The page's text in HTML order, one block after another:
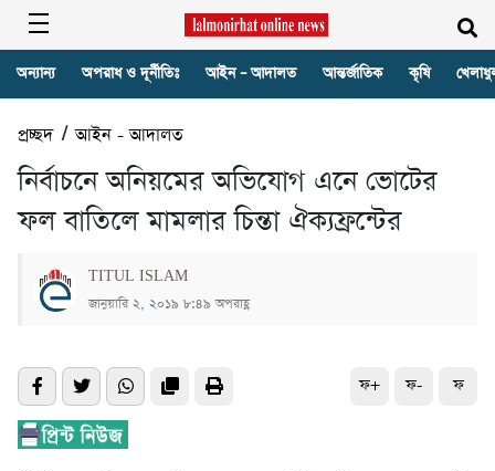
অন্যান্য অপরাধ ও দূর্নীতিঃ আইন – আদালত আন্তর্জাতিক কৃষি
প্রচ্ছদ/আইন - আদালত
নির্বাচনে অনিয়মের অভিযোগ এনে ভোটের
ফল বাতিলে মামলার চিন্তা ঐক্যফ্রন্টের
TITUL ISLAM
জানুয়ারি ২, ২০১৯ ৮:৪৯ অপরাহ্ণ
ফ+ ফ- ফ